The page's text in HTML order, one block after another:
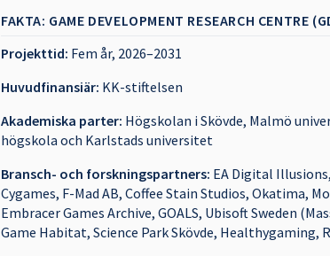
FAKTA: GAME DEVELOPMENT RESEARCH CENTRE
Projekttid: Fem år, 2026–2031
Huvudfinansiär: KK-stiftelsen
Akademiska parter: Högskolan i Skövde, Malmö
högskola och Karlstads universitet
Bransch- och forskningspartners: EA Digital
Cygames, F-Mad AB, Coffee Stain Studios, Okatima,
Embracer Games Archive, GOALS, Ubisoft Sweden
Game Habitat, Science Park Skövde, Healthygaming,